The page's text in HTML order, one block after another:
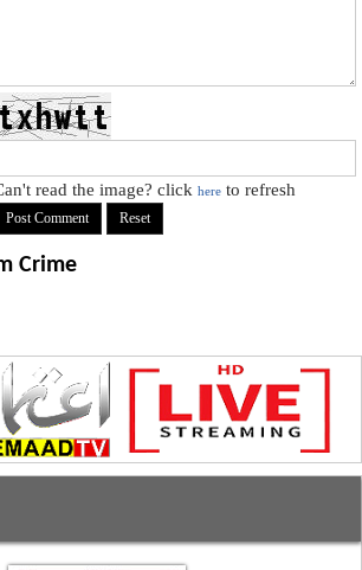
read the image? clickhere to refresh
Crime